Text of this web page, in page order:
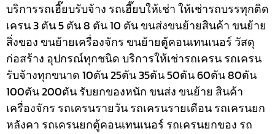
บริการรถเฮี๊ยบรับจ้าง รถเฮี๊ยบให้เช่า ให้เช่ารถบรรทุกติด
เครน 3 ตัน 5 ตัน 8 ตัน 10 ตัน ขนส่งขนย้ายสินค้า ขนย้าย
สิ่งของ ขนย้ายเครื่องจักร ขนย้ายตู้คอนเทนเนอร์ วัสดุ
ก่อสร้าง อุปกรณ์ทุกชนิดบริการให้เช่ารถเครน รถเครน
รับจ้างทุกขนาด 10ตัน 25ตัน 35ตัน 50ตัน 60ตัน 80ตัน
100ตัน 200ตัน รับยกของหนัก ขนส่ง ขนย้าย สินค้า
เครื่องจักร รถเครนรายวัน รถเครนรายเดือน รถเครนยก
หลังคา รถเครนยกตู้คอนเทนเนอร์ รถเครนยกของ รถ